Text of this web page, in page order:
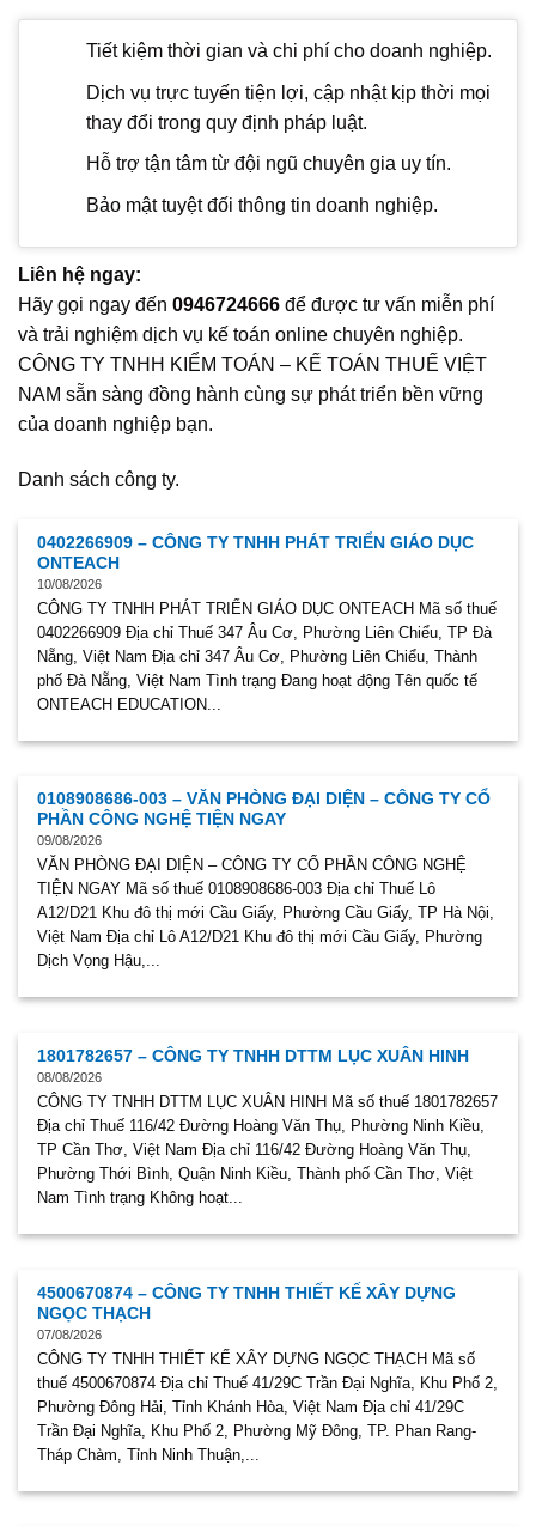
Tiết kiệm thời gian và chi phí cho doanh nghiệp.
Dịch vụ trực tuyến tiện lợi, cập nhật kịp thời mọi
thay đổi trong quy định pháp luật.
Hỗ trợ tận tâm từ đội ngũ chuyên gia uy tín.
Bảo mật tuyệt đối thông tin doanh nghiệp.
Liên hệ ngay:
Hãy gọi ngay đến 0946724666 để được tư vấn miễn phí
và trải nghiệm dịch vụ kế toán online chuyên nghiệp.
CÔNG TY TNHH KIỂM TOÁN – KẾ TOÁN THUẾ VIỆT
NAM sẵn sàng đồng hành cùng sự phát triển bền vững
của doanh nghiệp bạn.
Danh sách công ty.
0402266909 – CÔNG TY TNHH PHÁT TRIỂN GIÁO DỤC
ONTEACH
10/08/2026
CÔNG TY TNHH PHÁT TRIỂN GIÁO DỤC ONTEACH Mã số thuế
0402266909 Địa chỉ Thuế 347 Âu Cơ, Phường Liên Chiểu, TP Đà
Nẵng, Việt Nam Địa chỉ 347 Âu Cơ, Phường Liên Chiểu, Thành
phố Đà Nẵng, Việt Nam Tình trạng Đang hoạt động Tên quốc tế
ONTEACH EDUCATION...
0108908686-003 – VĂN PHÒNG ĐẠI DIỆN – CÔNG TY CỔ
PHẦN CÔNG NGHỆ TIỆN NGAY
09/08/2026
VĂN PHÒNG ĐẠI DIỆN – CÔNG TY CỔ PHẦN CÔNG NGHỆ
TIỆN NGAY Mã số thuế 0108908686-003 Địa chỉ Thuế Lô
A12/D21 Khu đô thị mới Cầu Giấy, Phường Cầu Giấy, TP Hà Nội,
Việt Nam Địa chỉ Lô A12/D21 Khu đô thị mới Cầu Giấy, Phường
Dịch Vọng Hậu,...
1801782657 – CÔNG TY TNHH DTTM LỤC XUÂN HINH
08/08/2026
CÔNG TY TNHH DTTM LỤC XUÂN HINH Mã số thuế 1801782657
Địa chỉ Thuế 116/42 Đường Hoàng Văn Thụ, Phường Ninh Kiều,
TP Cần Thơ, Việt Nam Địa chỉ 116/42 Đường Hoàng Văn Thụ,
Phường Thới Bình, Quận Ninh Kiều, Thành phố Cần Thơ, Việt
Nam Tình trạng Không hoạt...
4500670874 – CÔNG TY TNHH THIẾT KẾ XÂY DỰNG
NGỌC THẠCH
07/08/2026
CÔNG TY TNHH THIẾT KẾ XÂY DỰNG NGỌC THẠCH Mã số
thuế 4500670874 Địa chỉ Thuế 41/29C Trần Đại Nghĩa, Khu Phố 2,
Phường Đông Hải, Tỉnh Khánh Hòa, Việt Nam Địa chỉ 41/29C
Trần Đại Nghĩa, Khu Phố 2, Phường Mỹ Đông, TP. Phan Rang-
Tháp Chàm, Tỉnh Ninh Thuận,...